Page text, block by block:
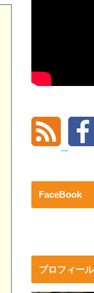
FaceBook
プロフィール